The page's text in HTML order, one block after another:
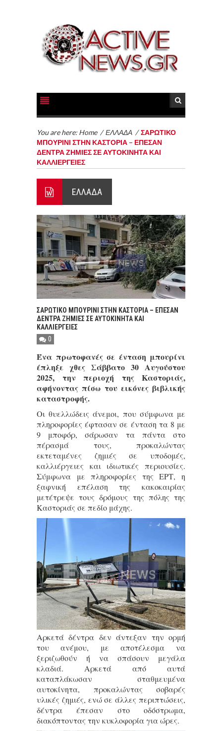
You are here: Home /ΕΛΛΑΔΑ /ΣΑΡΩΤΙΚΟ
ΜΠΟΥΡΙΝΙ ΣΤΗΝ ΚΑΣΤΟΡΙΑ – ΕΠΕΣΑΝ
ΔΕΝΤΡΑ ΖΗΜΙΕΣ ΣΕ ΑΥΤΟΚΙΝΗΤΑ ΚΑΙ
ΚΑΛΛΙΕΡΓΕΙΕΣ
ΕΛΛΑΔΑ
ΣΑΡΩΤΙΚΟ ΜΠΟΥΡΙΝΙ ΣΤΗΝ ΚΑΣΤΟΡΙΑ – ΕΠΕΣΑΝ
ΔΕΝΤΡΑ ΖΗΜΙΕΣ ΣΕ ΑΥΤΟΚΙΝΗΤΑ ΚΑΙ
ΚΑΛΛΙΕΡΓΕΙΕΣ
0
Ένα πρωτοφανές σε ένταση μπουρίνι
έπληξε χθες Σάββατο 30 Αυγούστου
2025, την περιοχή της Καστοριάς,
αφήνοντας πίσω του εικόνες βιβλικής
καταστροφής.
Οι θυελλώδεις άνεμοι, που σύμφωνα με
πληροφορίες έφτασαν σε ένταση τα 8 με
9 μποφόρ, σάρωσαν τα πάντα στο
πέρασμά τους, προκαλώντας
εκτεταμένες ζημιές σε υποδομές,
καλλιέργειες και ιδιωτικές περιουσίες.
Σύμφωνα με πληροφορίες της ΕΡΤ, η
ξαφνική επέλαση της κακοκαιρίας
μετέτρεψε τους δρόμους της πόλης της
Καστοριάς σε πεδίο μάχης.
Αρκετά δέντρα δεν άντεξαν την ορμή
του ανέμου, με αποτέλεσμα να
ξεριζωθούν ή να σπάσουν μεγάλα
κλαδιά. Αρκετά από αυτά
καταπλάκωσαν σταθμευμένα
αυτοκίνητα, προκαλώντας σοβαρές
υλικές ζημιές, ενώ σε άλλες περιπτώσεις,
δέντρα έπεσαν στο οδόστρωμα,
διακόπτοντας την κυκλοφορία για ώρες.